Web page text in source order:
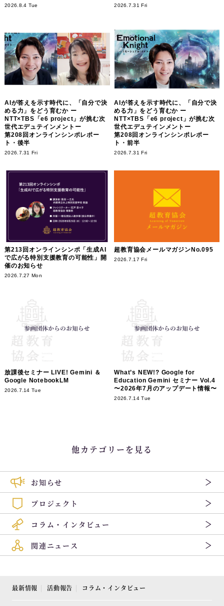
2026.8.4 Tue 2026.7.31 Fri
AIが答えを示す時代に、「自分で決
める力」をどう育むか ー
NTT×TBS「e6 project」が挑む次
世代エデュテインメントー
第208回オンラインシンポレポー
ト・後半
2026.7.31 Fri
AIが答えを示す時代に、「自分で決
める力」をどう育むか ー
NTT×TBS「e6 project」が挑む次
世代エデュテインメントー
第208回オンラインシンポレポー
ト・前半
2026.7.31 Fri
第213回オンラインシンポ「生成AI
で広がる特別支援教育の可能性」開
催のお知らせ
2026.7.27 Mon
超教育協会メールマガジンNo.095
2026.7.17 Fri
放課後セミナー LIVE! Gemini ＆
Google NotebookLM
2026.7.14 Tue
What’s NEW!? Google for
Education Gemini セミナー Vol.4
〜2026年7月のアップデート情報〜
2026.7.14 Tue
他カテゴリーを見る
お知らせ
プロジェクト
コラム・インタビュー
関連ニュース
最新情報 活動報告 コラム・インタビュー